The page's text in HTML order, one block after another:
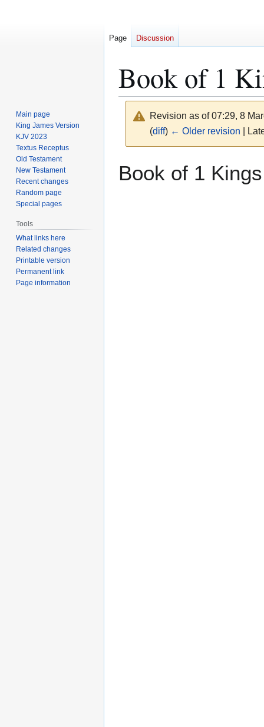
Book of 1
Revision as of 07:29, 8
(diff) ← Older revision |
to
to
Book of 1
Page Discussion
Main page
King James Version
KJV 2023
Textus Receptus
Old Testament
New Testament
Recent changes
Random page
Special pages
Tools
What links here
Related changes
Printable version
Permanent link
Page information